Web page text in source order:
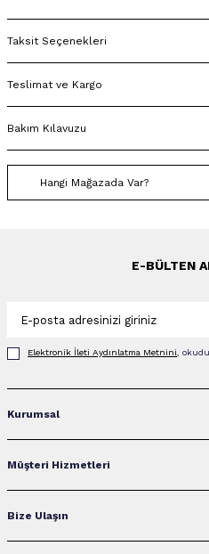
Taksit Seçenekleri
Teslimat ve Kargo
Bakım Kılavuzu
Hangi Mağazada Var?
E-BÜLTEN
Elektronik İleti Aydınlatma Metni‌ni,
Kurumsal
Müşteri Hizmetleri
Bize Ulaşın